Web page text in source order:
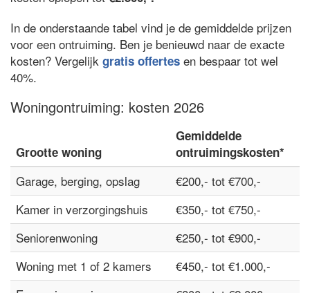
In de onderstaande tabel vind je de gemiddelde prijzen
voor een ontruiming. Ben je benieuwd naar de exacte
kosten? Vergelijk gratis offertes en bespaar tot wel
40%.
Woningontruiming: kosten 2026
Grootte woning
Gemiddelde
ontruimingskosten*
Garage, berging, opslag
€200,- tot €700,-
Kamer in verzorgingshuis
€350,- tot €750,-
Seniorenwoning
€250,- tot €900,-
Woning met 1 of 2 kamers
€450,- tot €1.000,-